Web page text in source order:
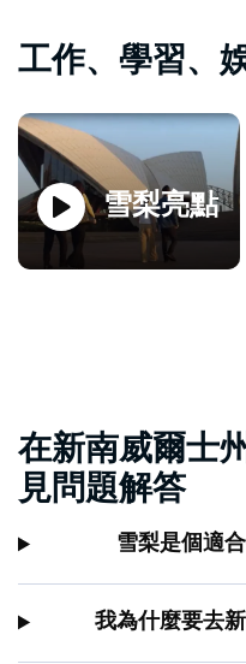
工作、學習、
玩
雪梨亮點
在新南威爾士
見問題解答
雪梨是個適
我為什麼要去